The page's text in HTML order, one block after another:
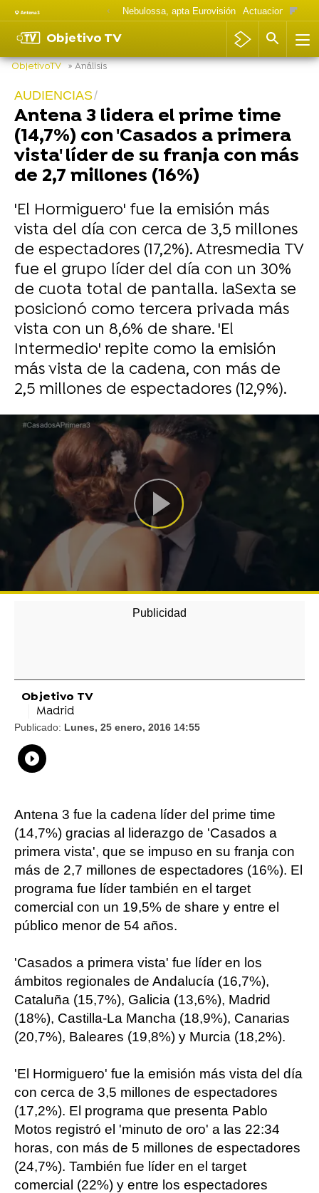
Nebulossa, apta Eurovisión Actuaciones
Objetivo TV
ObjetivoTV » Análisis
AUDIENCIAS
Antena 3 lidera el prime time
(14,7%) con 'Casados a primera
vista' líder de su franja con más
de 2,7 millones (16%)
'El Hormiguero' fue la emisión más
vista del día con cerca de 3,5 millones
de espectadores (17,2%). Atresmedia TV
fue el grupo líder del día con un 30%
de cuota total de pantalla. laSexta se
posicionó como tercera privada más
vista con un 8,6% de share. 'El
Intermedio' repite como la emisión
más vista de la cadena, con más de
2,5 millones de espectadores (12,9%).
Objetivo TV
Madrid
Publicado: Lunes, 25 enero, 2016 14:55
Whatsapp
Compartir
Antena 3 fue la cadena líder del prime time
(14,7%) gracias al liderazgo de 'Casados a
primera vista', que se impuso en su franja con
más de 2,7 millones de espectadores (16%). El
programa fue líder también en el target
comercial con un 19,5% de share y entre el
público menor de 54 años.
'Casados a primera vista' fue líder en los
ámbitos regionales de Andalucía (16,7%),
Cataluña (15,7%), Galicia (13,6%), Madrid
(18%), Castilla-La Mancha (18,9%), Canarias
(20,7%), Baleares (19,8%) y Murcia (18,2%).
'El Hormiguero' fue la emisión más vista del día
con cerca de 3,5 millones de espectadores
(17,2%). El programa que presenta Pablo
Motos registró el 'minuto de oro' a las 22:34
horas, con más de 5 millones de espectadores
(24,7%). También fue líder en el target
comercial (22%) y entre los espectadores